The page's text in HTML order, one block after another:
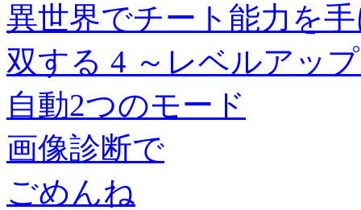
異世界でチート能力を
双する 4 ～レベルアッ
自動2つのモード
画像診断で
ごめんね